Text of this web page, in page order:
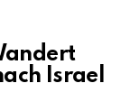
Israel